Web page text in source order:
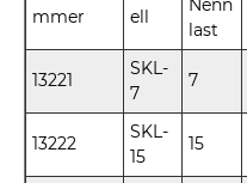
mmer
ell
Nenn
last
13221
SKL-
7
7
13222
SKL-
15
15